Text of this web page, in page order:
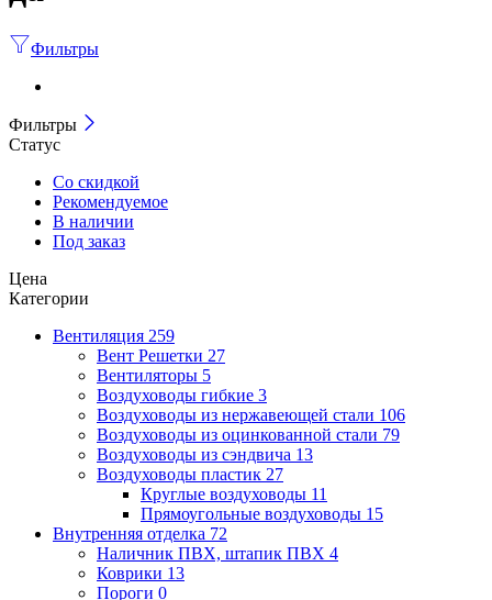
Фильтры
Фильтры
Статус
Со скидкой
Рекомендуемое
В наличии
Под заказ
Цена
Категории
Вентиляция 259
Вент Решетки 27
Вентиляторы 5
Воздуховоды гибкие 3
Воздуховоды из нержавеющей стали 106
Воздуховоды из оцинкованной стали 79
Воздуховоды из сэндвича 13
Воздуховоды пластик 27
Круглые воздуховоды 11
Прямоугольные воздуховоды 15
Внутренняя отделка 72
Наличник ПВХ, штапик ПВХ 4
Коврики 13
Пороги 0